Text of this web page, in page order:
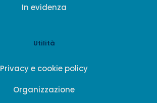
In evidenza
Utilità
Privacy e cookie policy
Organizzazione